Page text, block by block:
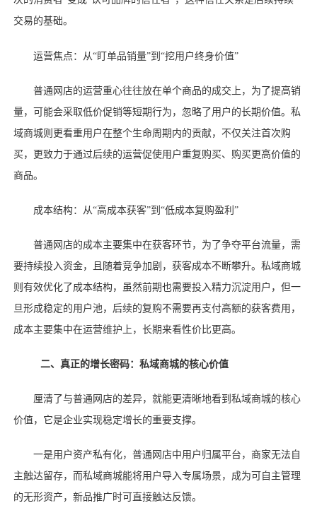
交易的基础。
运营焦点：从“盯单品销量”到“挖用户终身价值”
普通网店的运营重心往往放在单个商品的成交上，为了提高销
量，可能会采取低价促销等短期行为，忽略了用户的长期价值。私
域商城则更看重用户在整个生命周期内的贡献，不仅关注首次购
买，更致力于通过后续的运营促使用户重复购买、购买更高价值的
商品。
成本结构：从“高成本获客”到“低成本复购盈利”
普通网店的成本主要集中在获客环节，为了争夺平台流量，需
要持续投入资金，且随着竞争加剧，获客成本不断攀升。私域商城
则有效优化了成本结构，虽然前期也需要投入精力沉淀用户，但一
旦形成稳定的用户池，后续的复购不需要再支付高额的获客费用，
成本主要集中在运营维护上，长期来看性价比更高。
二、真正的增长密码：私域商城的核心价值
厘清了与普通网店的差异，就能更清晰地看到私域商城的核心
价值，它是企业实现稳定增长的重要支撑。
一是用户资产私有化，普通网店中用户归属平台，商家无法自
主触达留存，而私域商城能将用户导入专属场景，成为可自主管理
的无形资产，新品推广时可直接触达反馈。